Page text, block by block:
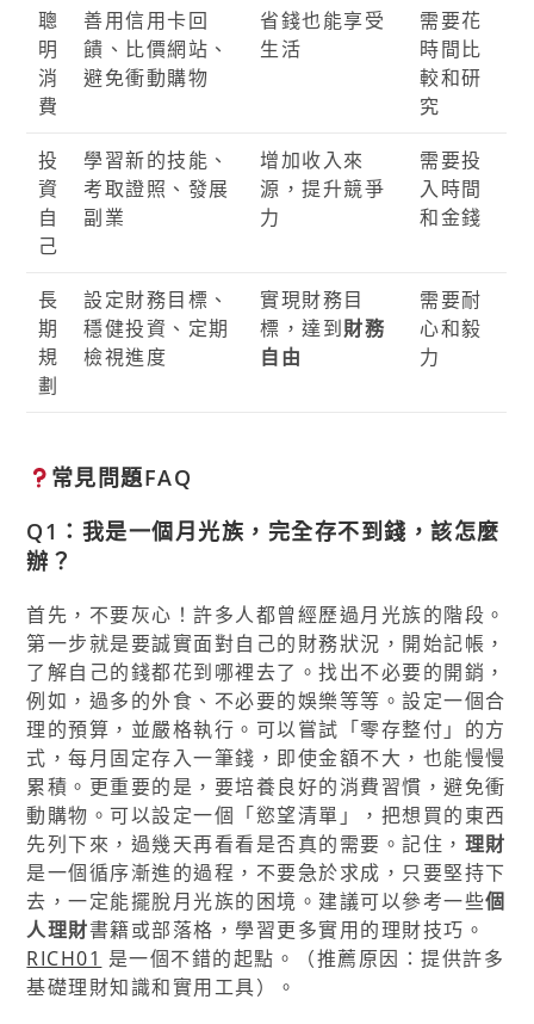
聰
明
消
費
善用信用卡回
饋、比價網站、
避免衝動購物
省錢也能享受
生活
需要花
時間比
較和研
究
投
資
自
己
學習新的技能、
考取證照、發展
副業
增加收入來
源，提升競爭
力
需要投
入時間
和金錢
長
期
規
劃
設定財務目標、
穩健投資、定期
檢視進度
實現財務目
標，達到財務
自由
需要耐
心和毅
力
常見問題FAQ
Q1：我是一個月光族，完全存不到錢，該怎麼
辦？
首先，不要灰心！許多人都曾經歷過月光族的階段。
第一步就是要誠實面對自己的財務狀況，開始記帳，
了解自己的錢都花到哪裡去了。找出不必要的開銷，
例如，過多的外食、不必要的娛樂等等。設定一個合
理的預算，並嚴格執行。可以嘗試「零存整付」的方
式，每月固定存入一筆錢，即使金額不大，也能慢慢
累積。更重要的是，要培養良好的消費習慣，避免衝
動購物。可以設定一個「慾望清單」，把想買的東西
先列下來，過幾天再看看是否真的需要。記住， 理財
是一個循序漸進的過程，不要急於求成，只要堅持下
去，一定能擺脫月光族的困境。建議可以參考一些個
人理財書籍或部落格，學習更多實用的理財技巧。
RICH01 是一個不錯的起點。（推薦原因：提供許多
基礎理財知識和實用工具）。